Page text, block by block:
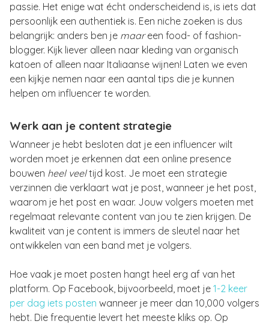
passie. Het enige wat écht onderscheidend is, is iets dat
persoonlijk een authentiek is. Een niche zoeken is dus
belangrijk: anders ben je maareen food- of fashion-
blogger. Kijk liever alleen naar kleding van organisch
katoen of alleen naar Italiaanse wijnen! Laten we even
een kijkje nemen naar een aantal tips die je kunnen
helpen om influencer te worden.
Werk aan je content strategie
Wanneer je hebt besloten dat je een influencer wilt
worden moet je erkennen dat een online presence
bouwen heel veeltijd kost. Je moet een strategie
verzinnen die verklaart wat je post, wanneer je het post,
waarom je het post en waar. Jouw volgers moeten met
regelmaat relevante content van jou te zien krijgen. De
kwaliteit van je content is immers de sleutel naar het
ontwikkelen van een band met je volgers.
Hoe vaak je moet posten hangt heel erg af van het
platform. Op Facebook, bijvoorbeeld, moet je 1-2 keer
per dag iets posten wanneer je meer dan 10,000 volgers
hebt. Die frequentie levert het meeste kliks op. Op